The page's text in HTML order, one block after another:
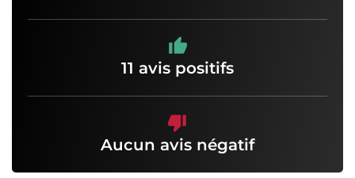
11 avis positifs
Aucun avis négatif